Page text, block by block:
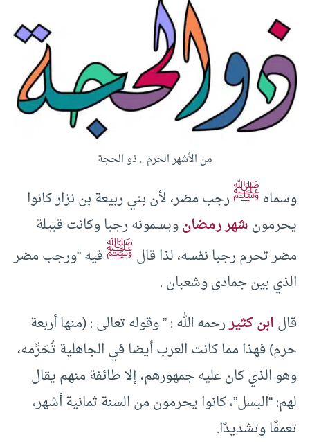
من الأشهر الحرم .. ذو الحجة
وسماهﷺرجب مضر، لأن بني ربيعة بن نزار كانوا
يحرمونشهر رمضانويسمونه رجبا وكانت قبيلة
مضر تحرم رجبا نفسه، لذا قالﷺفيه “ورجب مضر
الذي بين جمادى وشعبان .
قالابن كثيررحمه الله : ” وقوله تعالى : (منها أربعة
حرم) فهذا مما كانت العرب أيضا في الجاهلية تُحَرِّمه،
وهو الذي كان عليه جمهورهم، إلا طائفة منهم يقال
لهم: “البسل”، كانوا يحرمون من السنة ثمانية أشهر،
تعمقًا وتشديدًا.